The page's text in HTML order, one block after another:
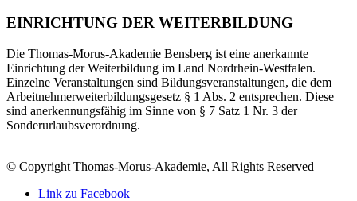
EINRICHTUNG DER WEITERBILDUNG
Die Thomas-Morus-Akademie Bensberg ist eine anerkannte
Einrichtung der Weiterbildung im Land Nordrhein-Westfalen.
Einzelne Veranstaltungen sind Bildungsveranstaltungen, die dem
Arbeitnehmerweiterbildungsgesetz § 1 Abs. 2 entsprechen. Diese
sind anerkennungsfähig im Sinne von § 7 Satz 1 Nr. 3 der
Sonderurlaubsverordnung.
© Copyright Thomas-Morus-Akademie, All Rights Reserved
Link zu Facebook